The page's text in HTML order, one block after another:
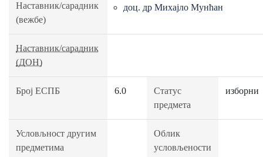
Наставник/сарадник
(вежбе)
доц. др Михајло Мунћан
Наставник/сарадник
(ДОН)
Број ЕСПБ 6.0
Статус
предмета
изборни
Условљност другим
предметима
Облик
условљености